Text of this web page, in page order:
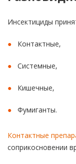
Инсектициды
Контактные,
Системные,
Кишечные,
Фумиганты.
Контактные
соприкосновении